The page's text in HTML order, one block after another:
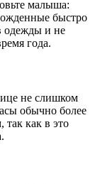
малыша:
быстро
одежды и не
года.
не слишком
обычно более
как в это